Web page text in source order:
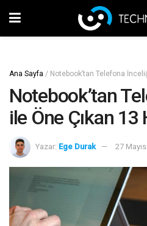
Ana Sayfa / Notebook’tan Telefona
Notebook’tan
ile Öne Çıkan
Yazar: Ege Durak 27